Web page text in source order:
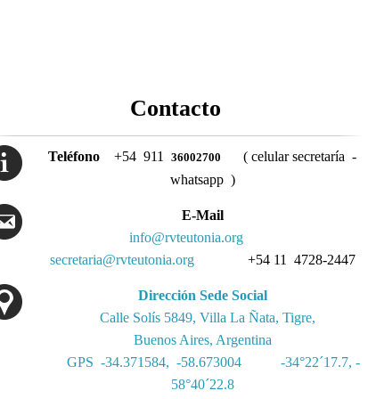
Contacto
Teléfono+54 91136002700
( celular secretaría -
whatsapp )
E-Mail
info@rvteutonia.org
secretaria@rvteutonia.org
+54 11 4728-2447
Dirección Sede Social
Calle Solís 5849, Villa La Ñata, Tigre,
Buenos Aires, Argentina
GPS -34.371584, -58.673004
-34°22´17.7, -
58°40´22.8